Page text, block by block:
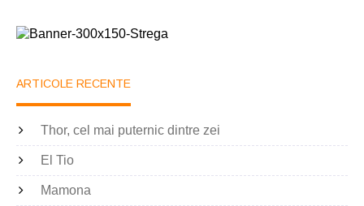
ARTICOLE RECENTE
Thor, cel mai puternic dintre zei
El Tio
Mamona